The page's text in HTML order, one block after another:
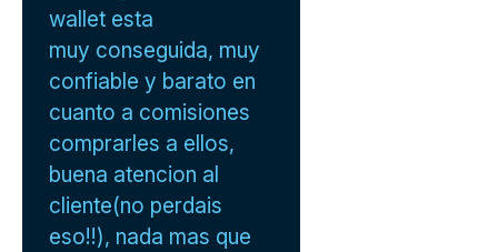
wallet esta
muy conseguida, muy
confiable y barato en
cuanto a comisiones
comprarles a ellos,
buena atencion al
cliente(no perdais
eso!!), nada mas que